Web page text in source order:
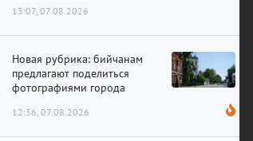
13:07, 07.08.2026
Новая рубрика: бийчанам
предлагают поделиться
фотографиями города
12:36, 07.08.2026